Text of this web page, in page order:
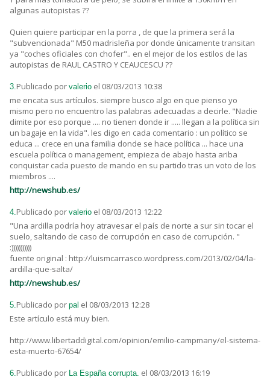
algunas autopistas ??
Quien quiere participar en la porra , de que la primera será la
"subvencionada" M50 madrisleña por donde únicamente transitan
ya "coches oficiales con chofer".. en el mejor de los estilos de las
autopistas de RAUL CASTRO Y CEAUCESCU ??
3.Publicado por valerio el 08/03/2013 10:38
me encata sus artículos. siempre busco algo en que pienso yo
mismo pero no encuentro las palabras adecuadas a decirle. "Nadie
dimite por eso porque .... no tienen donde ir ..... llegan a la política sin
un bagaje en la vida". les digo en cada comentario : un político se
educa ... crece en una familia donde se hace política ... hace una
escuela política o management, empieza de abajo hasta ariba
conquistar cada puesto de mando en su partido tras un voto de los
miembros ....
http://newshub.es/
4.Publicado por valerio el 08/03/2013 12:22
"Una ardilla podría hoy atravesar el país de norte a sur sin tocar el
suelo, saltando de caso de corrupción en caso de corrupción. "
:)))))))))))
fuente original : http://luismcarrasco.wordpress.com/2013/02/04/la-
ardilla-que-salta/
http://newshub.es/
5.Publicado por pal el 08/03/2013 12:28
Este artículo está muy bien.
http://www.libertaddigital.com/opinion/emilio-campmany/el-sistema-
esta-muerto-67654/
6.Publicado por La España corrupta. el 08/03/2013 16:19